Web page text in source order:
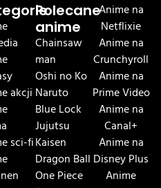
akcji
sci-fi
Polecane
anime
Chainsaw
man
Oshi no Ko
Naruto
Blue Lock
Jujutsu
Kaisen
Dragon Ball
One Piece
Anime na
Netflixie
Anime na
Crunchyroll
Anime na
Prime Video
Anime na
Canal+
Anime na
Disney Plus
Anime